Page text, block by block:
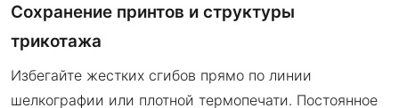
Сохранение принтов и структуры
трикотажа
Избегайте жестких сгибов прямо по линии
шелкографии или плотной термопечати. Постоянное